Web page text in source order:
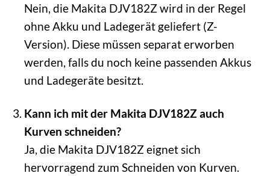
Nein, die Makita DJV182Z wird in der Regel
ohne Akku und Ladegerät geliefert (Z-
Version). Diese müssen separat erworben
werden, falls du noch keine passenden Akkus
und Ladegeräte besitzt.
Kann ich mit der Makita DJV182Z auch
Kurven schneiden?
Ja, die Makita DJV182Z eignet sich
hervorragend zum Schneiden von Kurven.